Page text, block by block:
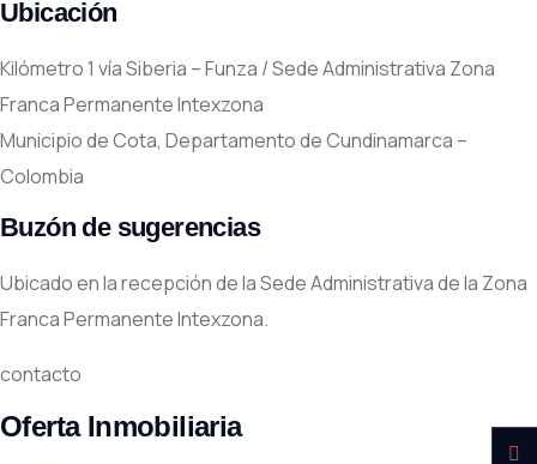
Ubicación
Kilómetro 1 vía Siberia – Funza / Sede Administrativa Zona
Franca Permanente Intexzona
Municipio de Cota, Departamento de Cundinamarca –
Colombia
Buzón de sugerencias
Ubicado en la recepción de la Sede Administrativa de la Zona
Franca Permanente Intexzona.
contacto
Oferta Inmobiliaria